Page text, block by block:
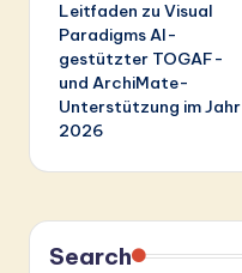
Leitfaden zu Visual
Paradigms AI-
gestützter TOGAF-
und ArchiMate-
Unterstützung im Jahr
2026
Search